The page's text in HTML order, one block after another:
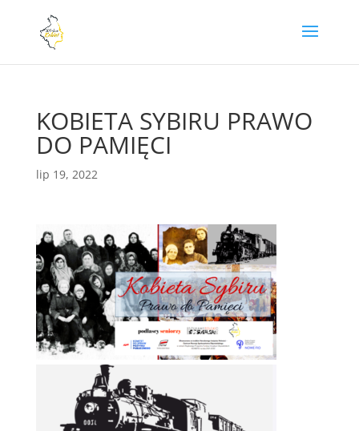
KOBIETA SYBIRU PRAWO
DO PAMIĘCI
lip 19, 2022